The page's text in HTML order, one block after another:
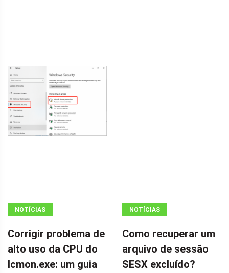
NOTÍCIAS
Corrigir problema de
alto uso da CPU do
Icmon.exe: um guia
NOTÍCIAS
Como recuperar um
arquivo de sessão
SESX excluído?